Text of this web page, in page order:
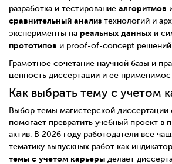
разработка и тестирование алгоритмов
сравнительный анализ технологий и
эксперименты на реальных данных и
прототипов и proof-of-concept решений.
Грамотное сочетание научной базы и
ценность диссертации и ее
Как выбрать тему с учетом
Выбор темы магистерской диссертации
помогает превратить учебный проект в
актив. В 2026 году работодатели все
тематику выпускных работ как
темы с учетом карьеры делает